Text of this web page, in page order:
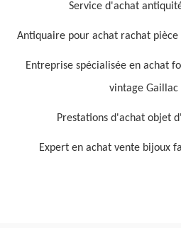
Service d'achat
Antiquaire pour achat rachat
Entreprise spécialisée en achat
vintage Gaillac
Prestations d'achat objet
Expert en achat vente bijoux